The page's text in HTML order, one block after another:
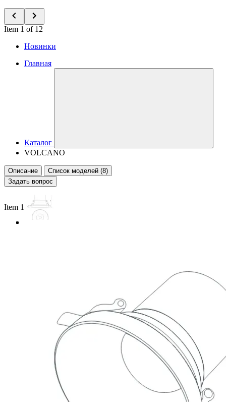
Item 1 of 12
Новинки
Главная
Каталог
VOLCANO
Описание
Список моделей (8)
Задать вопрос
Item 1 of 4